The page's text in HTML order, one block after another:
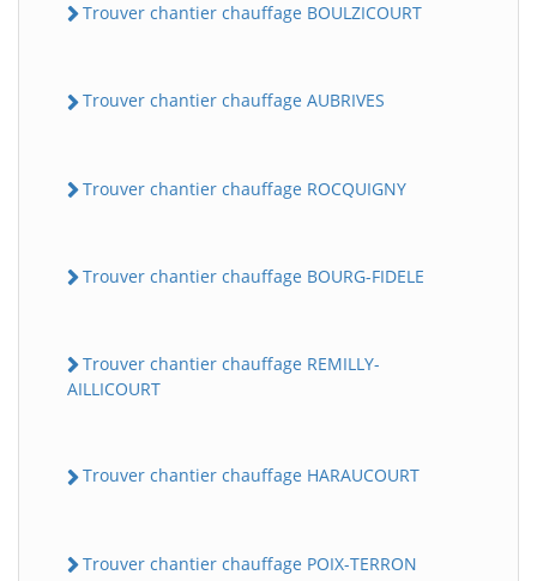
Trouver chantier chauffage BOULZICOURT
Trouver chantier chauffage AUBRIVES
Trouver chantier chauffage ROCQUIGNY
Trouver chantier chauffage BOURG-FIDELE
Trouver chantier chauffage REMILLY-
AILLICOURT
Trouver chantier chauffage HARAUCOURT
Trouver chantier chauffage POIX-TERRON